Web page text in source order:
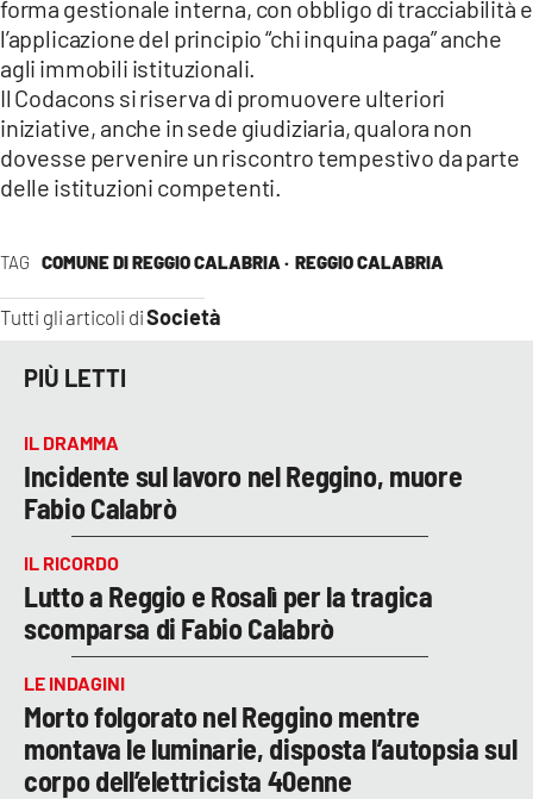
TAG COMUNE DI REGGIO CALABRIA · REGGIO CALABRIA
Tutti gli articoli diSocietà
forma gestionale interna, con obbligo di tracciabilità e
l’applicazione del principio “chi inquina paga” anche
agli immobili istituzionali.
Il Codacons si riserva di promuovere ulteriori
iniziative, anche in sede giudiziaria, qualora non
dovesse pervenire un riscontro tempestivo da parte
delle istituzioni competenti.
PIÙ LETTI
IL DRAMMA
Incidente sul lavoro nel Reggino, muore
Fabio Calabrò
IL RICORDO
Lutto a Reggio e Rosalì per la tragica
scomparsa di Fabio Calabrò
LE INDAGINI
Morto folgorato nel Reggino mentre
montava le luminarie, disposta l’autopsia sul
corpo dell’elettricista 40enne